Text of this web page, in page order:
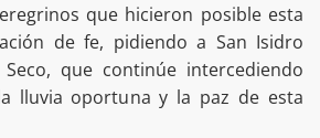
que hicieron posible esta
de fe, pidiendo a San Isidro
que continúe intercediendo
lluvia oportuna y la paz de esta